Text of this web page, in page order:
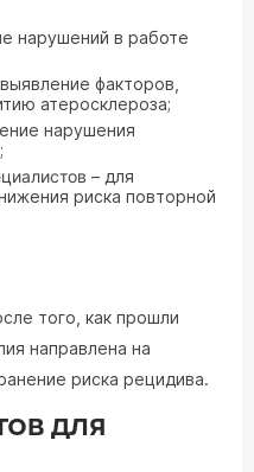
нарушений в работе
факторов,
атеросклероза;
нарушения
– для
риска повторной
того, как прошли
направлена на
риска рецидива.
ДЛЯ